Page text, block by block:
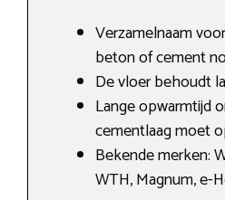
Verzamelnaam
beton of cement
De vloer behoudt
Lange opwarmtijd
cementlaag moet
Bekende merken:
WTH, Magnum, e-